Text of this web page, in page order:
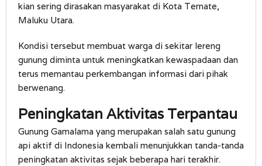
kian sering dirasakan masyarakat di Kota Ternate,
Maluku Utara.
Kondisi tersebut membuat warga di sekitar lereng
gunung diminta untuk meningkatkan kewaspadaan dan
terus memantau perkembangan informasi dari pihak
berwenang.
Peningkatan Aktivitas Terpantau
Gunung Gamalama yang merupakan salah satu gunung
api aktif di Indonesia kembali menunjukkan tanda-tanda
peningkatan aktivitas sejak beberapa hari terakhir.